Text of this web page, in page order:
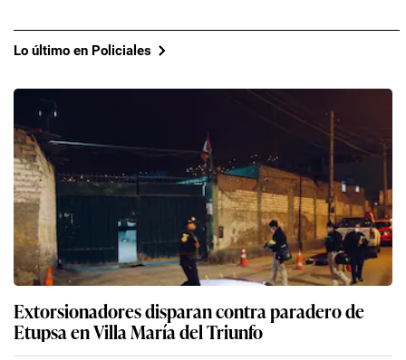
Lo último en Policiales
Extorsionadores disparan contra paradero de
Etupsa en Villa María del Triunfo